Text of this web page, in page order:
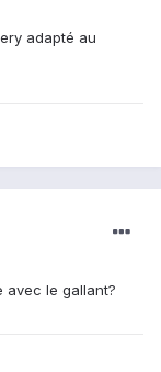
adapté au
avec le gallant?